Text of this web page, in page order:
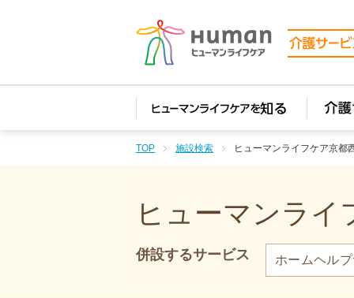
TOP 施設検索 ヒューマンライフケア京都
ヒューマンライ
併設するサービス ホームヘル